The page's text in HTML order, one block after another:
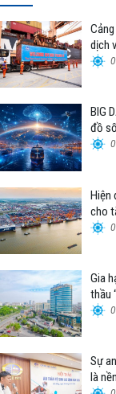
dịch
BIG
đồ
hải
Hiện
cho
Gia
thầu
Sự
là